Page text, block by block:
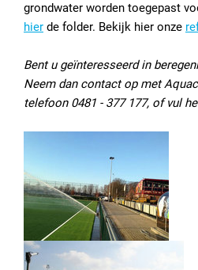
grondwater worden toegepast
hier de folder. Bekijk hier onze
Bent u geïnteresseerd in
Neem dan contact op met
telefoon 0481 - 377 177, of vul